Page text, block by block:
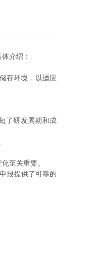
介绍：
存环境，以适应
了研发周期和成
至关重要。
报提供了可靠的